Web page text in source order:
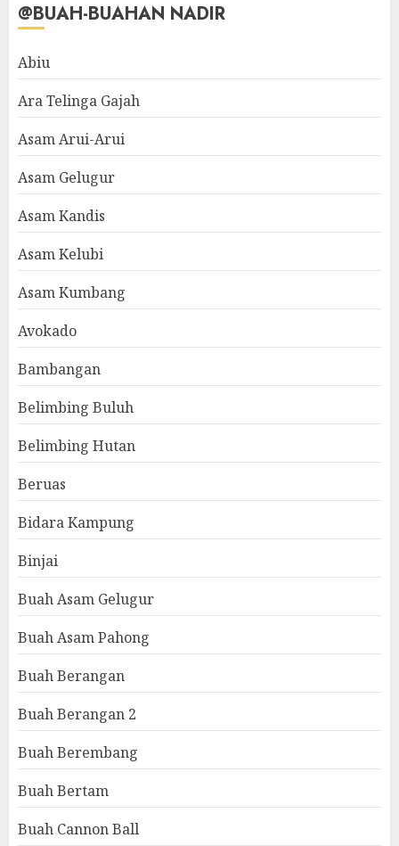
@BUAH-BUAHAN NADIR
Abiu
Ara Telinga Gajah
Asam Arui-Arui
Asam Gelugur
Asam Kandis
Asam Kelubi
Asam Kumbang
Avokado
Bambangan
Belimbing Buluh
Belimbing Hutan
Beruas
Bidara Kampung
Binjai
Buah Asam Gelugur
Buah Asam Pahong
Buah Berangan
Buah Berangan 2
Buah Berembang
Buah Bertam
Buah Cannon Ball